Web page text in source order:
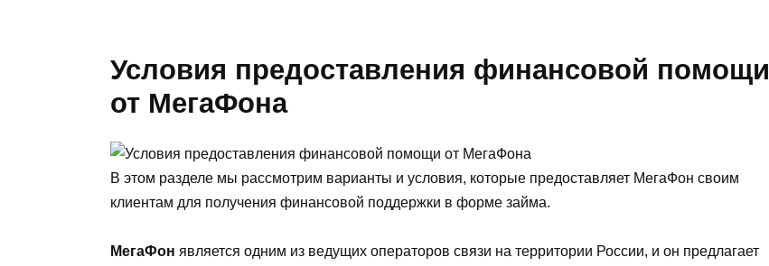
Условия предоставления финансовой помощи
от МегаФона
В этом разделе мы рассмотрим варианты и условия, которые предоставляет МегаФон своим
клиентам для получения финансовой поддержки в форме займа.
МегаФон является одним из ведущих операторов связи на территории России, и он предлагает